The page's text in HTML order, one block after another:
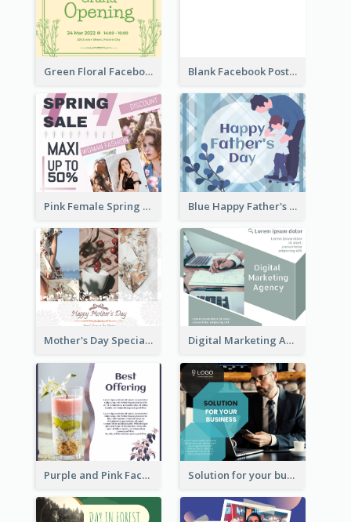
Green Floral Facebook Post About Grand Opening Blank Facebook Post
Pink Female Spring Fashion Facebook Post Design Blue Happy Father's Day Facebook Post
Mother's Day Special Sale Orange Facebook Post Digital Marketing Agency Green Facebook Post
Purple and Pink Facebook Post Solution for your business Facebook Post